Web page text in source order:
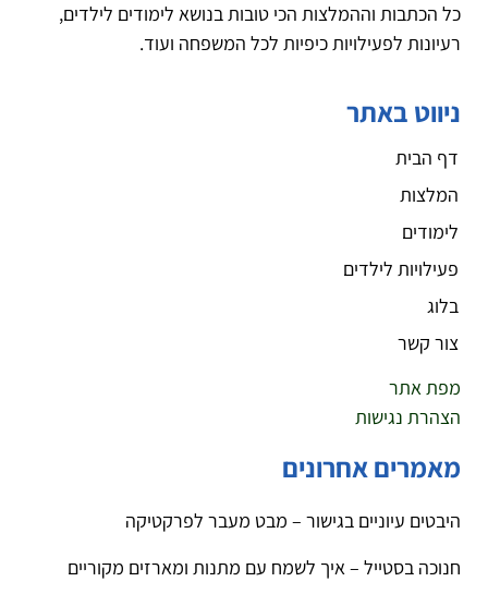
כל הכתבות וההמלצות הכי טובות בנושא לימודים לילדים,
רעיונות לפעילויות כיפיות לכל המשפחה ועוד.
ניווט באתר
דף הבית
המלצות
לימודים
פעילויות לילדים
בלוג
צור קשר
מפת אתר
הצהרת נגישות
מאמרים אחרונים
היבטים עיוניים בגישור – מבט מעבר לפרקטיקה
חנוכה בסטייל – איך לשמח עם מתנות ומארזים מקוריים